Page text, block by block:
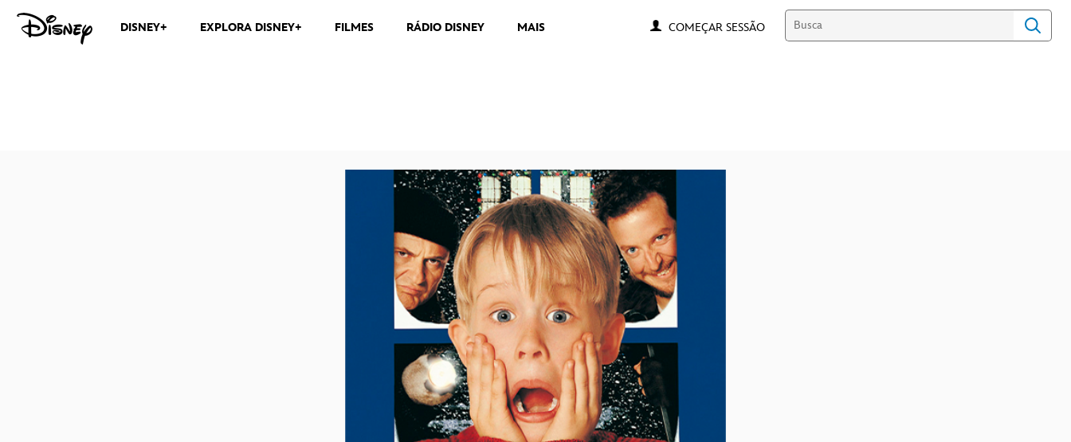
DISNEY+ EXPLORA DISNEY+ FILMES RÁDIO DISNEY MAIS COMEÇAR SESSÃO